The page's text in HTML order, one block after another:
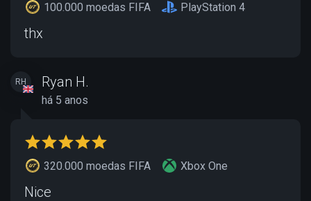
100.000 moedas FIFA PlayStation 4
thx
RH Ryan H.
há 5 anos
320.000 moedas FIFA Xbox One
Nice